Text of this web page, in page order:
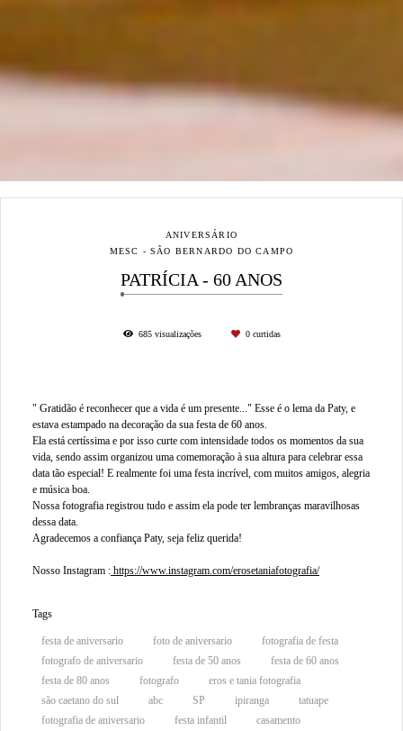
ANIVERSÁRIO
MESC - SÃO BERNARDO DO CAMPO
PATRÍCIA - 60 ANOS
685visualizações 0curtidas
" Gratidão é reconhecer que a vida é um presente..." Esse é o lema da Paty, e
estava estampado na decoração da sua festa de 60 anos.
Ela está certíssima e por isso curte com intensidade todos os momentos da sua
vida, sendo assim organizou uma comemoração à sua altura para celebrar essa
data tão especial! E realmente foi uma festa incrível, com muitos amigos, alegria
e música boa.
Nossa fotografia registrou tudo e assim ela pode ter lembranças maravilhosas
dessa data.
Agradecemos a confiança Paty, seja feliz querida!
Nosso Instagram : https://www.instagram.com/erosetaniafotografia/
Tags
festa de aniversario foto de aniversario
fotografia de festa
fotografo de aniversario
festa de 50 anos
festa de 60 anos
festa de 80 anos
fotografo
eros e tania fotografia
são caetano do sul
abc SP ipiranga
tatuape
fotografia de aniversario
festa infantil casamento